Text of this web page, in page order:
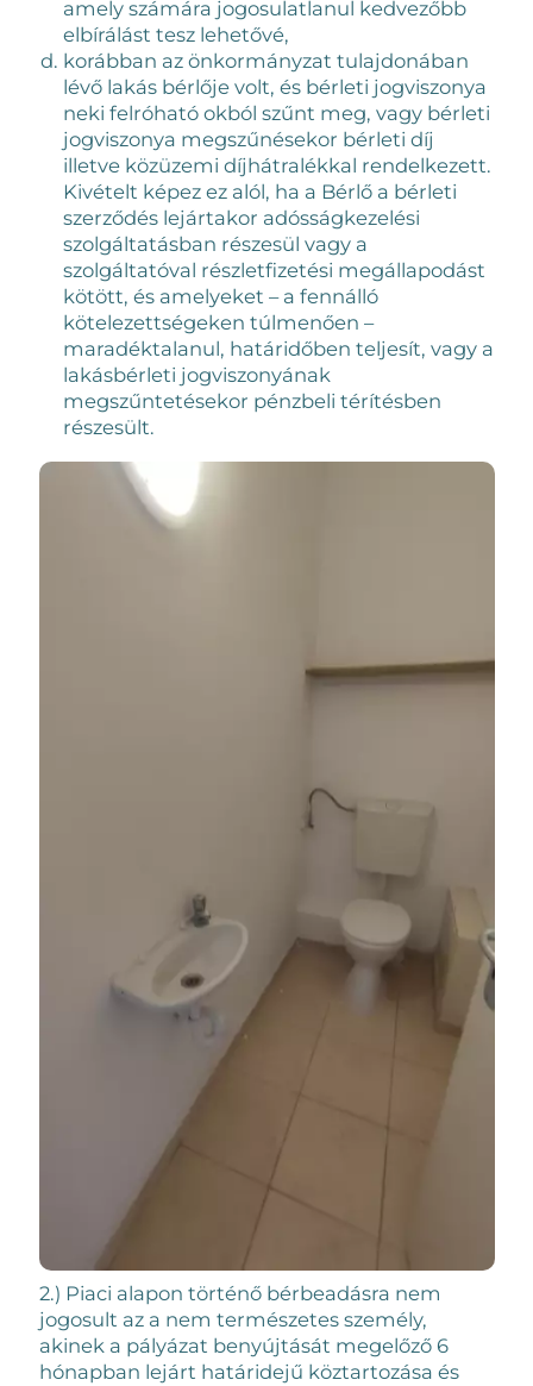
amely számára jogosulatlanul kedvezőbb
elbírálást tesz lehetővé,
korábban az önkormányzat tulajdonában
lévő lakás bérlője volt, és bérleti jogviszonya
neki felróható okból szűnt meg, vagy bérleti
jogviszonya megszűnésekor bérleti díj
illetve közüzemi díjhátralékkal rendelkezett.
Kivételt képez ez alól, ha a Bérlő a bérleti
szerződés lejártakor adósságkezelési
szolgáltatásban részesül vagy a
szolgáltatóval részletfizetési megállapodást
kötött, és amelyeket – a fennálló
kötelezettségeken túlmenően –
maradéktalanul, határidőben teljesít, vagy a
lakásbérleti jogviszonyának
megszűntetésekor pénzbeli térítésben
részesült.
2.) Piaci alapon történő bérbeadásra nem
jogosult az a nem természetes személy,
akinek a pályázat benyújtását megelőző 6
hónapban lejárt határidejű köztartozása és